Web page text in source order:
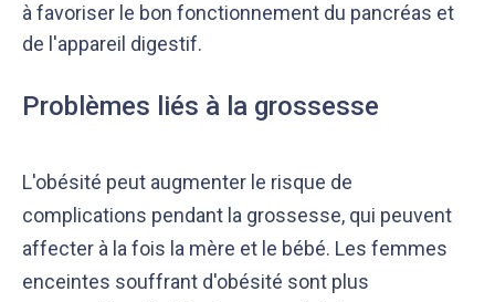
à favoriser le bon fonctionnement du pancréas et
de l'appareil digestif.
Problèmes liés à la grossesse
L'obésité peut augmenter le risque de
complications pendant la grossesse, qui peuvent
affecter à la fois la mère et le bébé. Les femmes
enceintes souffrant d'obésité sont plus